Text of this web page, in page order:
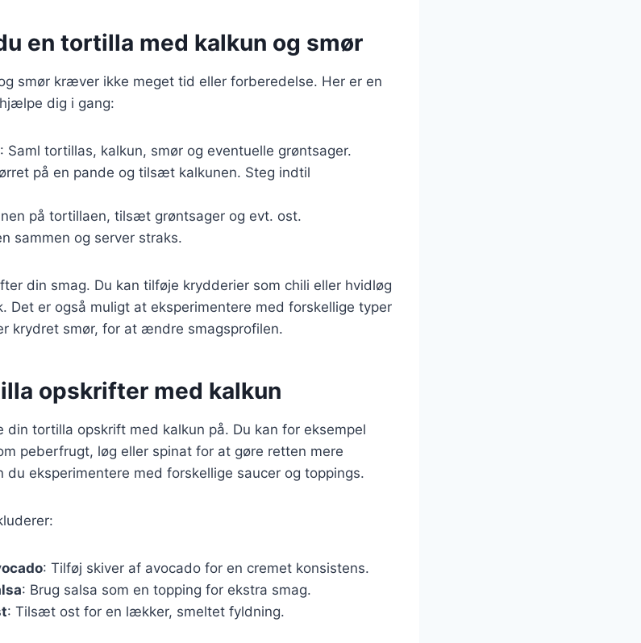
en tortilla med kalkun og smør
smør kræver ikke meget tid eller forberedelse. Her er en
dig i gang:
: Saml tortillas, kalkun, smør og eventuelle grøntsager.
på en pande og tilsæt kalkunen. Steg indtil
på tortillaen, tilsæt grøntsager og evt. ost.
sammen og server straks.
din smag. Du kan tilføje krydderier som chili eller hvidløg
Det er også muligt at eksperimentere med forskellige typer
krydret smør, for at ændre smagsprofilen.
opskrifter med kalkun
din tortilla opskrift med kalkun på. Du kan for eksempel
peberfrugt, løg eller spinat for at gøre retten mere
du eksperimentere med forskellige saucer og toppings.
: Tilføj skiver af avocado for en cremet konsistens.
: Brug salsa som en topping for ekstra smag.
: Tilsæt ost for en lækker, smeltet fyldning.